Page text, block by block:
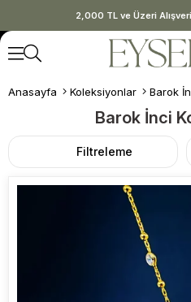
2,000 TL ve Üzeri
Anasayfa Koleksiyonlar Barok
Barok İnci
Filtreleme